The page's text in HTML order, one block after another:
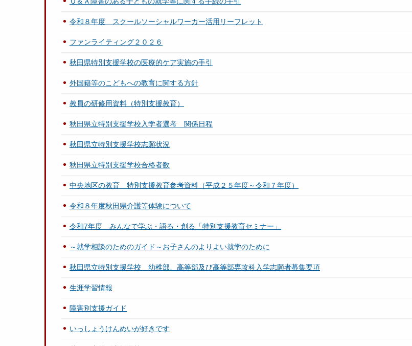
令和８年度 スクールソーシャルワーカー活用リーフレット
ファンライティング２０２６
秋田県特別支援学校の医療的ケア実施の手引
外国籍等のこどもへの教育に関する方針
教員の研修用資料（特別支援教育）
秋田県立特別支援学校入学者選考 関係日程
秋田県立特別支援学校志願状況
秋田県立特別支援学校合格者数
中央地区の教育 特別支援教育参考資料（平成２５年度～令和７年度）
令和８年度秋田県介護等体験について
令和7年度 みんなで学ぶ・語る・創る「特別支援教育セミナー」
～就学相談のためのガイド～お子さんのよりよい就学のために
秋田県立特別支援学校 幼稚部、高等部及び高等部専攻科入学志願者募集要項
生涯学習情報
障害別支援ガイド
いっしょうけんめいが好きです